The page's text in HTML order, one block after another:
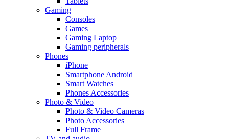
Gaming
Consoles
Games
Gaming Laptop
Gaming peripherals
Phones
iPhone
Smartphone Android
Smart Watches
Phones Accessories
Photo & Video
Photo & Video Cameras
Photo Accessories
Full Frame